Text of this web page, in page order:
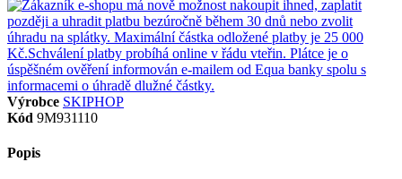
Výrobce SKIPHOP
Kód 9M931110
Popis